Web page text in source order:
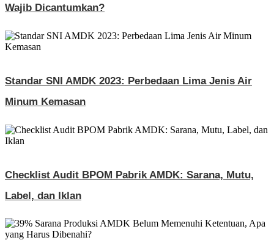
Wajib Dicantumkan?
Standar SNI AMDK 2023: Perbedaan Lima Jenis Air
Minum Kemasan
Checklist Audit BPOM Pabrik AMDK: Sarana, Mutu,
Label, dan Iklan